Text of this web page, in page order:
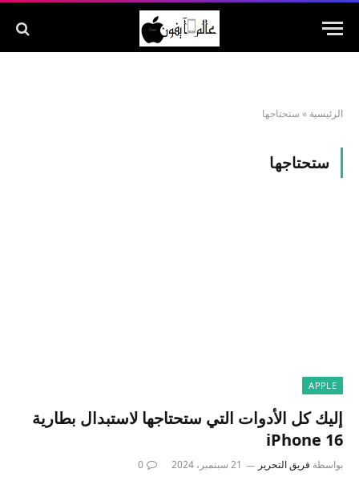
الرئيسية » ستحتاجها
ستحتاجها
APPLE
إليك كل الأدوات التي ستحتاجها لاستبدال بطارية
iPhone 16
بواسطة فريق التحرير 21 سبتمبر، 2024 0